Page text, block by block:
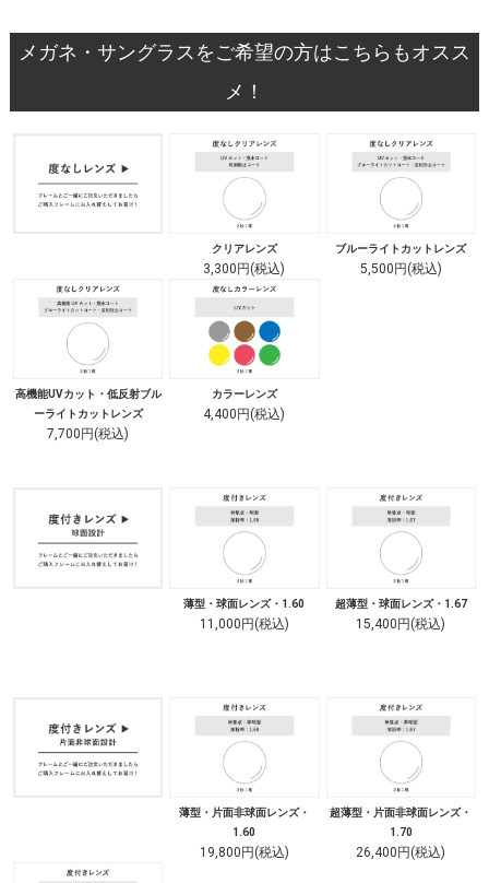
メガネ・サングラスをご希望の方はこちらもオスス
メ！
クリアレンズ
3,300円(税込)
ブルーライトカットレンズ
5,500円(税込)
高機能UVカット・低反射ブル
ーライトカットレンズ
7,700円(税込)
カラーレンズ
4,400円(税込)
薄型・球面レンズ・1.60
11,000円(税込)
超薄型・球面レンズ・1.67
15,400円(税込)
薄型・片面非球面レンズ・
1.60
19,800円(税込)
超薄型・片面非球面レンズ・
1.70
26,400円(税込)